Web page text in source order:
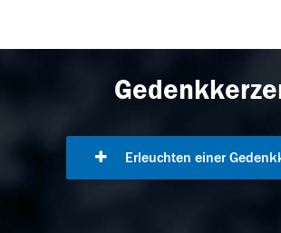
Erleuchten einer